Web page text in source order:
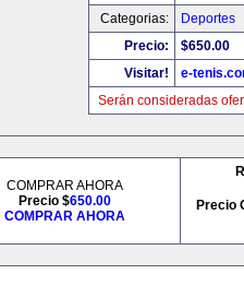
Categorias:
Deportes
Precio:
$650.00
Visitar!
e-
Serán consideradas
COMPRAR AHORA
Precio $650.00
COMPRAR AHORA
Precio